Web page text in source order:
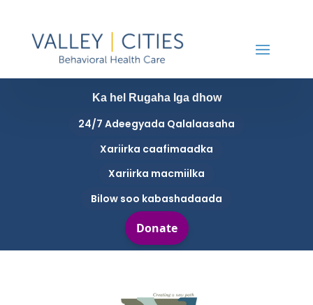
Ka hel Rugaha Iga dhow
24/7 Adeegyada Qalalaasaha
Xariirka caafimaadka
Xariirka macmiilka
Bilow soo kabashadaada